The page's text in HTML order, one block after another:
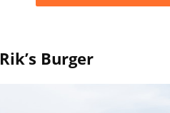
Rik’s Burger